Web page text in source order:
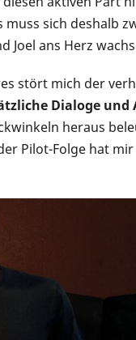
muss sich deshalb
Joel ans Herz
stört mich der
Dialoge
heraus
Pilot-Folge hat